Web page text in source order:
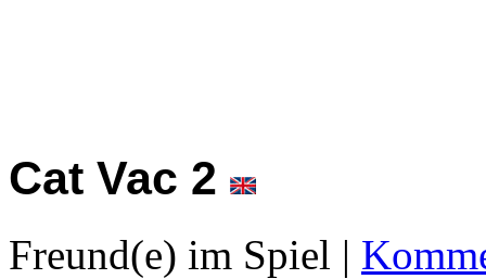
Cat Vac 2
Freund(e) im Spiel |